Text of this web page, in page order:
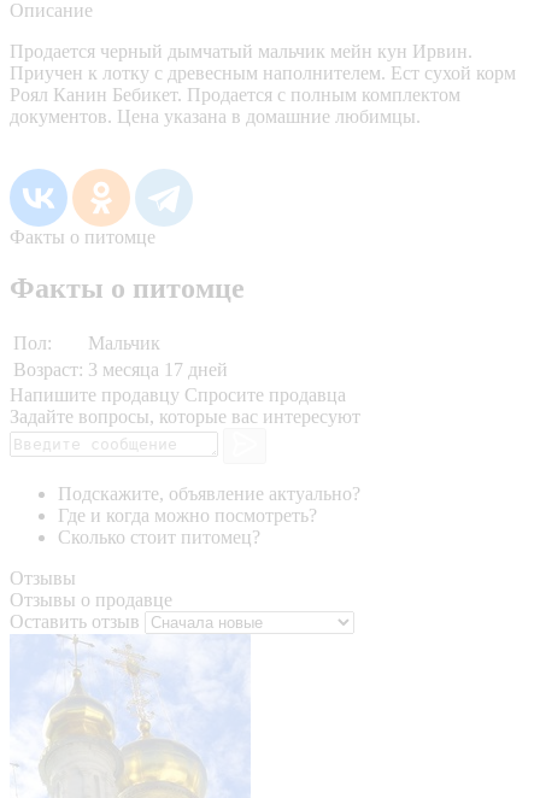
Описание
Продается черный дымчатый мальчик мейн кун Ирвин.
Приучен к лотку с древесным наполнителем. Ест сухой корм
Роял Канин Бебикет. Продается с полным комплектом
документов. Цена указана в домашние любимцы.
Факты о питомце
Факты о питомце
Пол:
Мальчик
Возраст: 3 месяца 17 дней
Напишите продавцу Спросите продавца
Задайте вопросы, которые вас интересуют
Подскажите, объявление актуально?
Где и когда можно посмотреть?
Сколько стоит питомец?
Отзывы
Отзывы о продавце
Оставить отзыв